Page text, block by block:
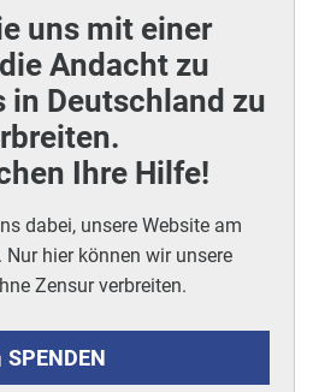
uns mit einer
Andacht zu
Deutschland zu
Ihre Hilfe!
dabei, unsere Website am
hier können wir unsere
Zensur verbreiten.
SPENDEN